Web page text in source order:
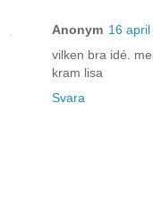
Anonym 16
vilken bra idé.
kram lisa
Svara